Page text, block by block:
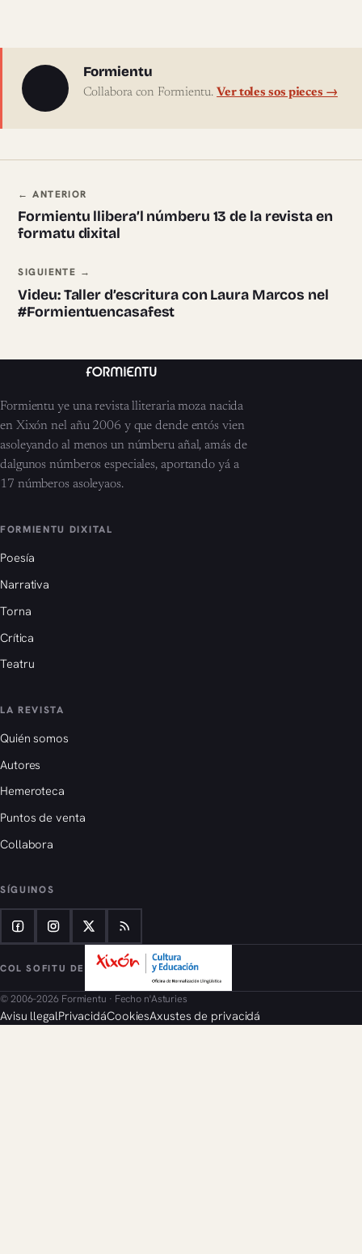
Sobre l'autor
Formientu
Collabora con Formientu. Ver toles sos pieces →
Navegación ente pieces
← ANTERIOR
Formientu llibera’l númberu 13 de la revista en
formatu dixital
SIGUIENTE →
Videu: Taller d’escritura con Laura Marcos nel
#Formientuencasafest
Formientu ye una revista lliteraria moza nacida
en Xixón nel añu 2006 y que dende entós vien
asoleyando al menos un númberu añal, amás de
dalgunos númberos especiales, aportando yá a
17 númberos asoleyaos.
FORMIENTU DIXITAL
Poesía
Narrativa
Torna
Crítica
Teatru
LA REVISTA
Quién somos
Autores
Hemeroteca
Puntos de venta
Collabora
SÍGUINOS
COL SOFITU DE
© 2006–2026 Formientu · Fecho n'Asturies
Avisu llegalPrivacidáCookiesAxustes de privacidá